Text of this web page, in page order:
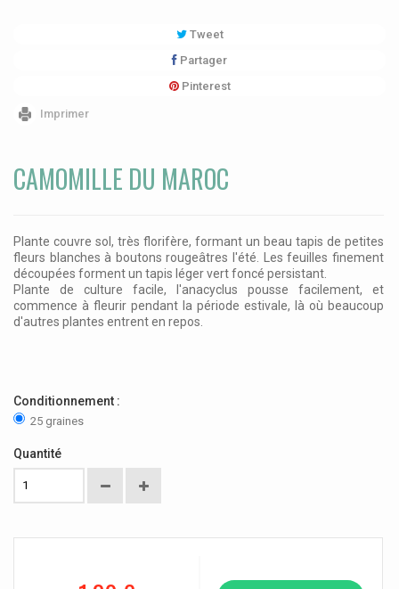
Tweet
Partager
Pinterest
Imprimer
CAMOMILLE DU MAROC
Plante couvre sol, très florifère, formant un beau tapis de petites
fleurs blanches à boutons rougeâtres l'été. Les feuilles finement
découpées forment un tapis léger vert foncé persistant.
Plante de culture facile, l'anacyclus pousse facilement, et
commence à fleurir pendant la période estivale, là où beaucoup
d'autres plantes entrent en repos.
Conditionnement :
25 graines
Quantité